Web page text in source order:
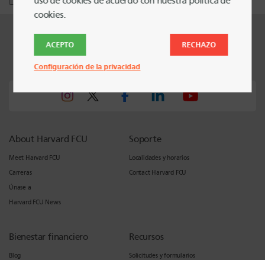
Harvard FCU Blog
About Harvard FCU
Meet Harvard FCU
Carreras
Únase a
Harvard FCU News
Soporte
Localidades y horarios
Contact Harvard FCU
Bienestar financiero
Blog
Recursos
Solicitudes y formularios
cookies.
ACEPTO RECHAZO
Configuración de la privacidad